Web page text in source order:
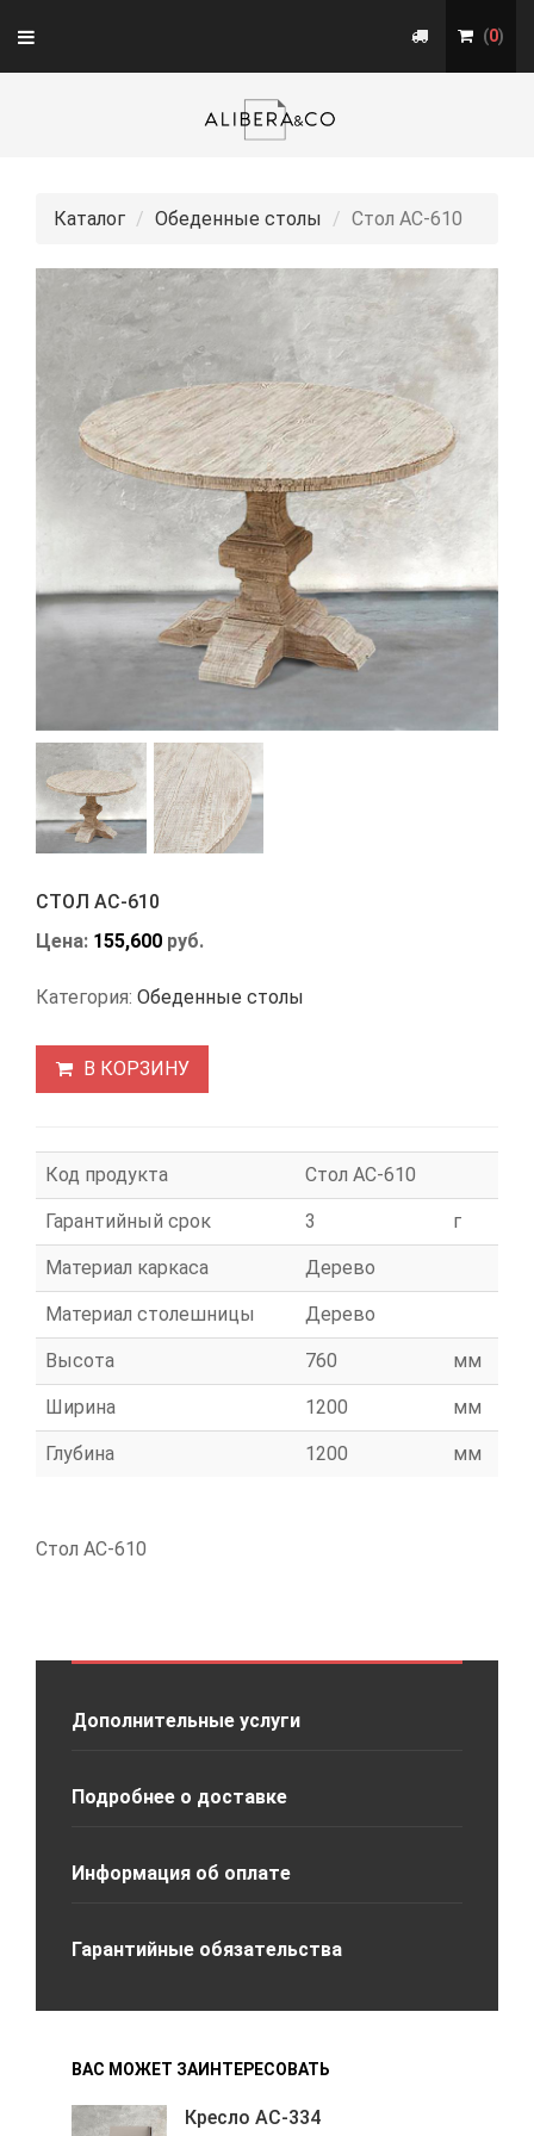
Toggle
navigation
(0)
Каталог Обеденные столы Стол АС-610
СТОЛ АС-610
Цена: 155,600 руб.
Категория: Обеденные столы
В КОРЗИНУ
Код продукта Стол АС-610
Гарантийный срок 3 г
Материал каркаса Дерево
Материал столешницы Дерево
Высота 760 мм
Ширина 1200 мм
Глубина 1200 мм
Стол АС-610
Дополнительные услуги
Подробнее о доставке
Информация об оплате
Гарантийные обязательства
ВАС МОЖЕТ ЗАИНТЕРЕСОВАТЬ
Кресло АС-334